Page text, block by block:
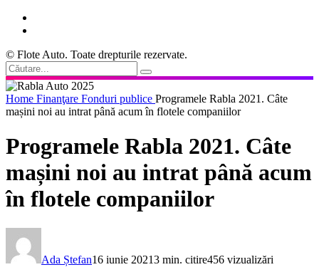
© Flote Auto. Toate drepturile rezervate.
Home Finanţare Fonduri publice Programele Rabla 2021. Câte
mașini noi au intrat până acum în flotele companiilor
Programele Rabla 2021. Câte
mașini noi au intrat până acum
în flotele companiilor
Ada Ștefan16 iunie 20213 min. citire456 vizualizări